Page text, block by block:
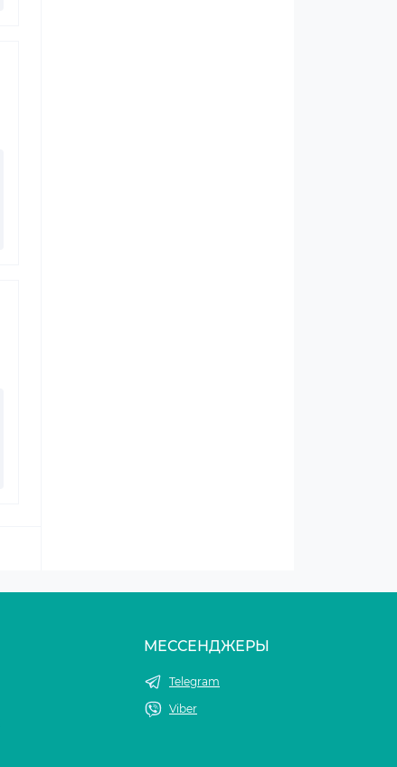
МЕССЕНДЖЕРЫ
Telegram
Viber